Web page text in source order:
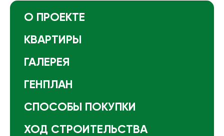
О ПРОЕКТЕ
КВАРТИРЫ
ГАЛЕРЕЯ
ГЕНПЛАН
СПОСОБЫ ПОКУПКИ
ХОД СТРОИТЕЛЬСТВА